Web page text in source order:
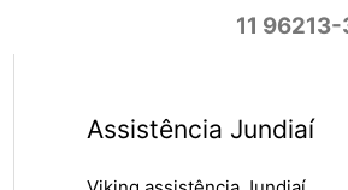
11
Assistência Jundiaí